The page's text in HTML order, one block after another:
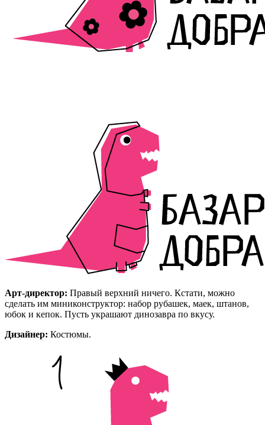
Арт-директор: Правый верхний ничего. Кстати, можно
сделать им миниконструктор: набор рубашек, маек, штанов,
юбок и кепок. Пусть украшают динозавра по вкусу.
Дизайнер: Костюмы.